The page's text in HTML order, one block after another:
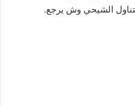
الشيحي وش يرجع.